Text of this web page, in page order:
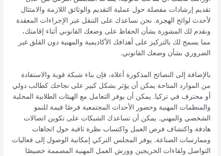
تقديم إرشادات مفصلة حول عملية التقديم والوثائق اللازمة والامتثال
لأحدث لوائح الهجرة. نحن نساعدك على التنقل عبر الإجراءات المعقدة
ونقدم لك المشورة بشأن الحفاظ على وضعك القانوني أثناء إقامتك،
مما يسمح لك بالتركيز على أهدافك الأكاديمية والمهنية دون القلق غير
الضروري بشأن وضعك القانوني.
بالإضافة إلى النصائح المذكورة أعلاه، فإن بناء شبكة قوية والاستفادة
من الموارد المتاحة يمكن أن يؤثر بشكل كبير على نجاحك كطالب دولي
أو محترف في تركيا. يمكن أن يوفر التعامل مع الهيئات الطلابية المحلية
والمنظمات المهنية وحضور الأحداث المجتمعية فرصًا قيمة للنمو
الشخصي والمهني. يمكن أن تساعدك الشبكات على تكوين اتصالات
هادفة واكتشاف فرص العمل واكتساب نظرة ثاقبة حول اتجاهات
وممارسات الصناعة. يوفر المجلس التركي إمكانية الوصول إلى فعاليات
التواصل ولقاءات الخريجين وورش العمل المهنية المصممة خصيصًا